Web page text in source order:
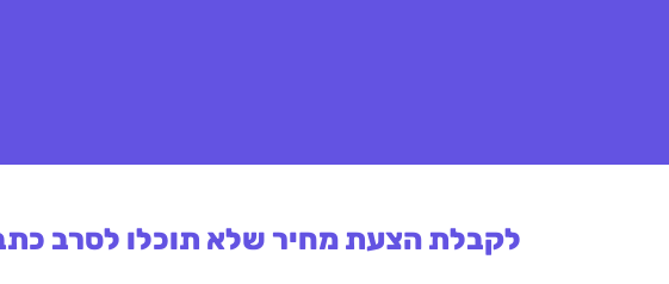
לקבלת הצעת מחיר שלא תוכלו לסרב